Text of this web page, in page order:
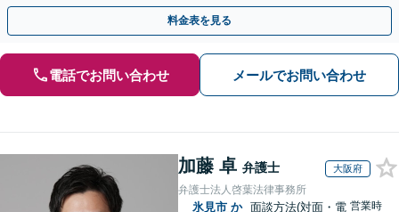
す。【初回相談無料】【休日・夜間相談可】
料金表を見る
電話でお問い合わせ メールでお問い合わせ
加藤 卓 弁護士 大阪府
弁護士法人啓葉法律事務所
氷見市 か 面談方法(対面・電 営業時